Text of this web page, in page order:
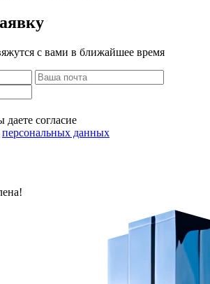
с вами в ближайшее время
даете согласие
персональных данных